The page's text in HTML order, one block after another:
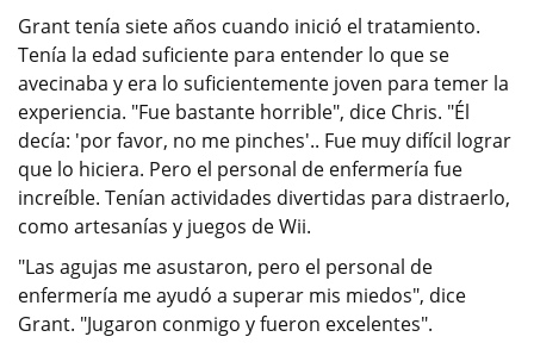
Grant tenía siete años cuando inició el tratamiento.
Tenía la edad suficiente para entender lo que se
avecinaba y era lo suficientemente joven para temer la
experiencia. "Fue bastante horrible", dice Chris. "Él
decía: 'por favor, no me pinches'.. Fue muy difícil lograr
que lo hiciera. Pero el personal de enfermería fue
increíble. Tenían actividades divertidas para distraerlo,
como artesanías y juegos de Wii.
"Las agujas me asustaron, pero el personal de
enfermería me ayudó a superar mis miedos", dice
Grant. "Jugaron conmigo y fueron excelentes".